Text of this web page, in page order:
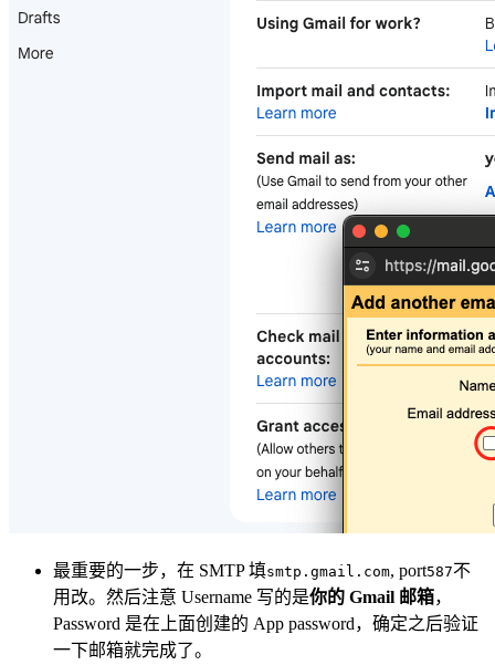
最重要的一步，在 SMTP 填smtp.gmail.com, port587不
用改。然后注意 Username 写的是你的 Gmail 邮箱，
Password 是在上面创建的 App password，确定之后验证
一下邮箱就完成了。